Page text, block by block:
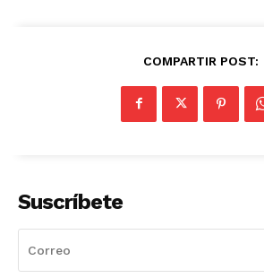
COMPARTIR POST:
Suscríbete